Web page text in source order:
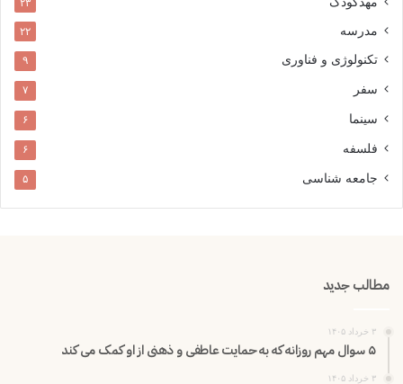
۲۳
مدرسه ۲۲
تکنولوژی و فناوری ۹
سفر ۷
سینما ۶
فلسفه ۶
جامعه شناسی ۵
مطالب جدید
۳ خرداد ۱۴۰۵
۵ سوال مهم روزانه که به حمایت عاطفی و ذهنی از او کمک می کند
۳ خرداد ۱۴۰۵